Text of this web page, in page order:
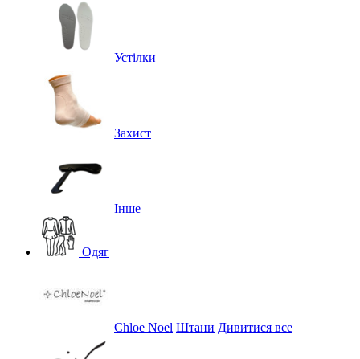
Устілки
Захист
Інше
Одяг
Chloe Noel Штани Дивитися все